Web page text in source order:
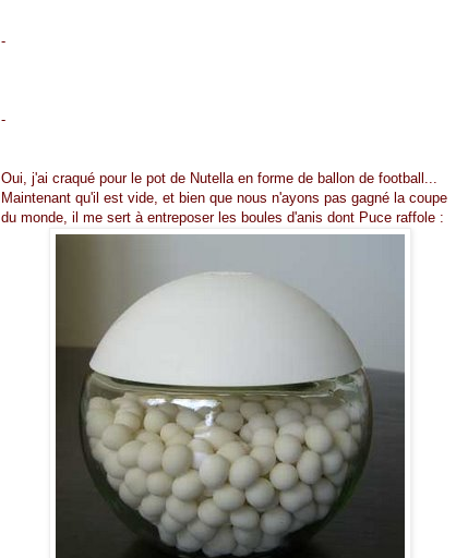
-
-
Oui, j'ai craqué pour le pot de Nutella en forme de ballon de football...
Maintenant qu'il est vide, et bien que nous n'ayons pas gagné la coupe
du monde, il me sert à entreposer les boules d'anis dont Puce raffole :